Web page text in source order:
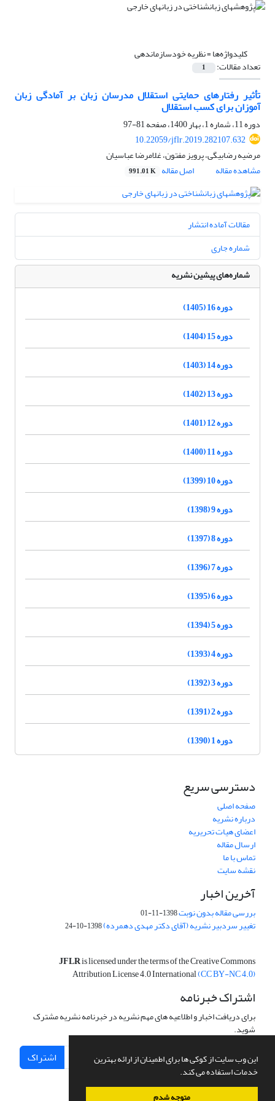
این وب سایت از کوکی ها برای اطمینان از ارائه بهترین
خدمات استفاده می کند.
متوجه شدم
کلیدواژه‌ها =نظریه خودسازماندهی
تعداد مقالات: 1
تأثیر رفتارهای حمایتی استقلال مدرسان زبان بر آمادگی زبان
آموزان برای کسب استقلال
دوره 11، شماره 1، بهار 1400، صفحه
81-97
10.22059/jflr.2019.282107.632
مرضیه رضابیگی، پرویز مفتون، غلامرضا عباسیان
مشاهده مقاله
اصل مقاله 991.01 K
مقالات آماده انتشار
شماره جاری
شماره‌های پیشین نشریه
دوره 16 (1405)
دوره 15 (1404)
دوره 14 (1403)
دوره 13 (1402)
دوره 12 (1401)
دوره 11 (1400)
دوره 10 (1399)
دوره 9 (1398)
دوره 8 (1397)
دوره 7 (1396)
دوره 6 (1395)
دوره 5 (1394)
دوره 4 (1393)
دوره 3 (1392)
دوره 2 (1391)
دوره 1 (1390)
دسترسی سریع
صفحه اصلی
درباره نشریه
اعضای هیات تحریریه
ارسال مقاله
تماس با ما
نقشه سایت
آخرین اخبار
بررسی مقاله بدون نوبت1398-11-01
تغییر سردبیر نشریه (آقای دکتر مهدی دهمرده)1398-10-24
JFLRis licensed under the terms of the Creative Commons
Attribution License 4.0 International(CC BY-NC 4.0)
اشتراک خبرنامه
برای دریافت اخبار و اطلاعیه های مهم نشریه در خبرنامه نشریه مشترک
شوید.
اشتراک